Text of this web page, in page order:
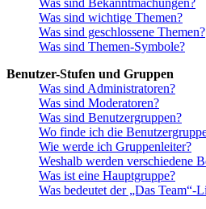
Was sind wichtige Themen?
Was sind geschlossene Themen?
Was sind Themen-Symbole?
Benutzer-Stufen und Gruppen
Was sind Administratoren?
Was sind Moderatoren?
Was sind Benutzergruppen?
Wo finde ich die
Wie werde ich Gruppenleiter?
Weshalb werden verschiedene
Was ist eine Hauptgruppe?
Was bedeutet der „Das Team“-